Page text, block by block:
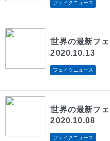
フェイクニュース
世界の最新フ
2020.10.13
フェイクニュース
世界の最新フ
2020.10.08
フェイクニュース